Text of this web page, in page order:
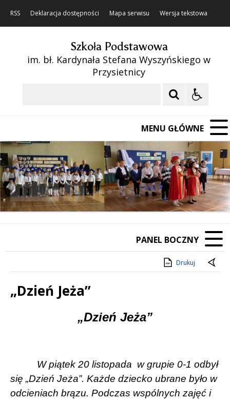
RSS Deklaracja dostępności Mapa serwisu Wersja tekstowa
Szkoła Podstawowa
im. bł. Kardynała Stefana Wyszyńskiego w
Przysietnicy
MENU GŁÓWNE
Poprzedni Element
Następny Element
❚❚
PANEL BOCZNY
Drukuj
„Dzień Jeża”
„Dzień Jeża”
W piątek 20 listopada w grupie 0-1 odbył
się „Dzień Jeża”. Każde dziecko ubrane było w
odcieniach brązu. Podczas wspólnych zajęć i